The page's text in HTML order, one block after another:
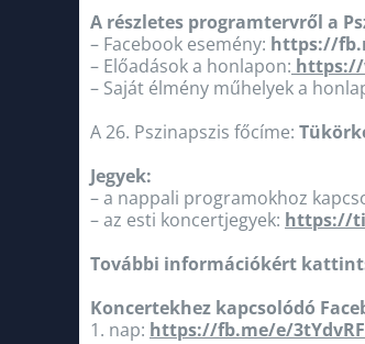
A részletes programtervről a
– Facebook esemény: https://
– Előadások a honlapon: https://
– Saját élmény műhelyek a
A 26. Pszinapszis főcíme:
Jegyek:
– a nappali programokhoz
– az esti koncertjegyek: https://
További információkért
Koncertekhez kapcsolódó
1. nap: https://fb.me/e/